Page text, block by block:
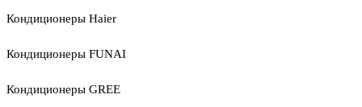
Кондиционеры Haier
Кондиционеры FUNAI
Кондиционеры GREE